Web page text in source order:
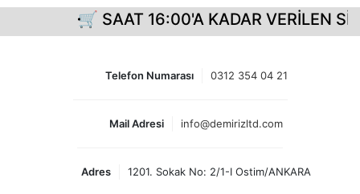
🛒 SAAT 16:00'A KADAR VERİLEN
Telefon Numarası 0312 354 04 21
Mail Adresi info@demirizltd.com
Adres 1201. Sokak No: 2/1-I Ostim/ANKARA